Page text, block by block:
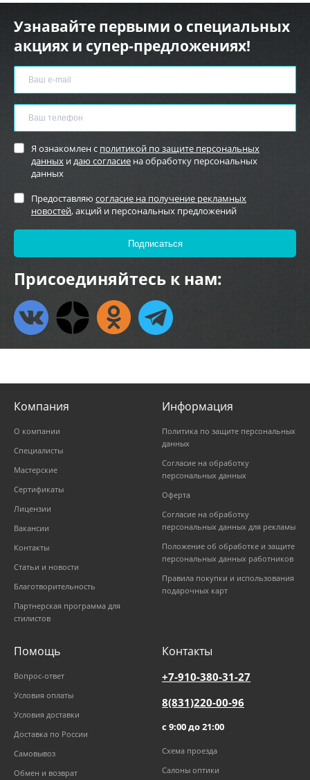
Узнавайте первыми о специальных
акциях и супер-предложениях!
Я ознакомлен с политикой по защите персональных
данных идаю согласие на обработку персональных
данных
Предоставляю согласие на получение рекламных
новостей, акций и персональных предложений
Присоединяйтесь к нам:
Компания
О компании
Специалисты
Мастерские
Сертификаты
Лицензии
Вакансии
Контакты
Статьи и новости
Благотворительность
Партнерская программа для
стилистов
Информация
Политика по защите персональных
данных
Согласие на обработку
персональных данных
Оферта
Согласие на обработку
персональных данных для рекламы
Положение об обработке и защите
персональных данных работников
Правила покупки и использования
подарочных карт
Помощь
Вопрос-ответ
Условия оплаты
Условия доставки
Доставка по России
Самовывоз
Обмен и возврат
Контакты
+7-910-380-31-27
8(831)220-00-96
с 9:00 до 21:00
Схема проезда
Салоны оптики